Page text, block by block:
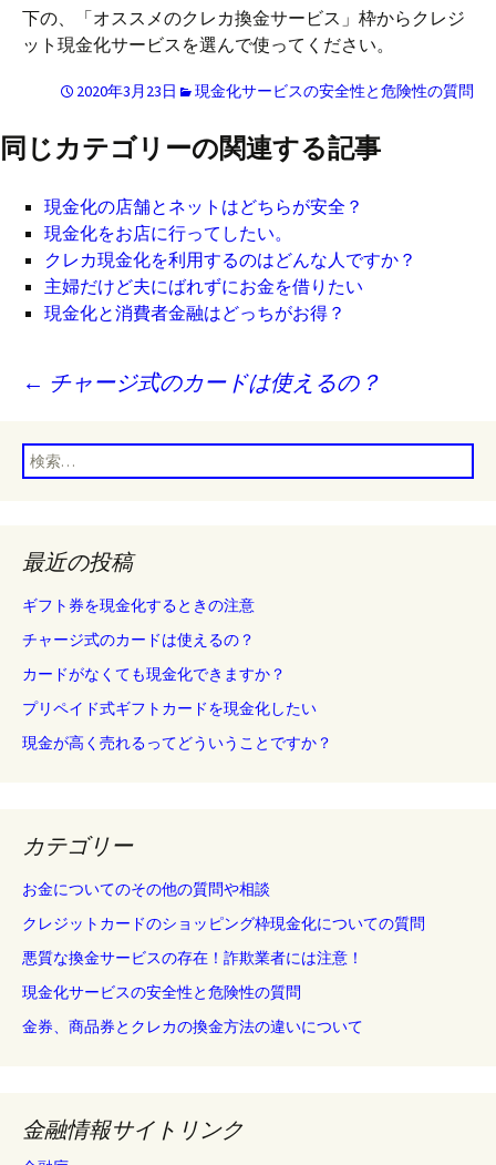
下の、「オススメのクレカ換金サービス」枠からクレジ
ット現金化サービスを選んで使ってください。
2020年3月23日 現金化サービスの安全性と危険性の質問
同じカテゴリーの関連する記事
現金化の店舗とネットはどちらが安全？
現金化をお店に行ってしたい。
クレカ現金化を利用するのはどんな人ですか？
主婦だけど夫にばれずにお金を借りたい
現金化と消費者金融はどっちがお得？
← チャージ式のカードは使えるの？
検
索:
最近の投稿
ギフト券を現金化するときの注意
チャージ式のカードは使えるの？
カードがなくても現金化できますか？
プリペイド式ギフトカードを現金化したい
現金が高く売れるってどういうことですか？
カテゴリー
お金についてのその他の質問や相談
クレジットカードのショッピング枠現金化についての質問
悪質な換金サービスの存在！詐欺業者には注意！
現金化サービスの安全性と危険性の質問
金券、商品券とクレカの換金方法の違いについて
金融情報サイトリンク